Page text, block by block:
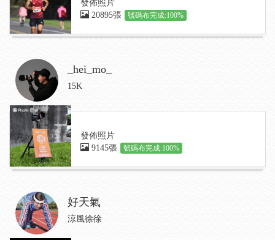
發佈照片
20895張
號碼布完成:100%
_hei_mo_
15K
發佈照片
9145張
號碼布完成:100%
好天氣
涼風徐徐